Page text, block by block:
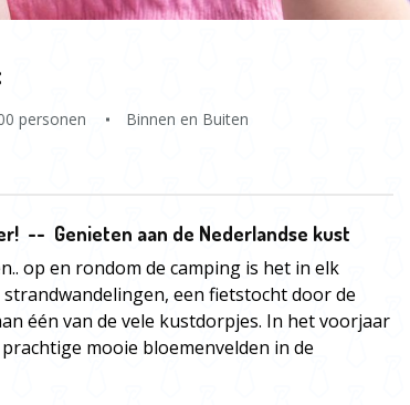
personen Binnen en Buiten
-- Genieten aan de Nederlandse kust
op en rondom de camping is het in elk
een fietstocht door de
één van de vele kustdorpjes. In het voorjaar
mooie bloemenvelden in de